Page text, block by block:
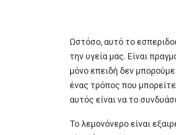
Ωστόσο, αυτό το
την υγεία μας. Είναι
μόνο επειδή δεν
ένας τρόπος που
αυτός είναι να το
Το λεμονόνερο είναι